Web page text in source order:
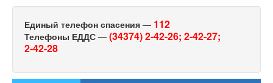
Единый телефон спасения — 112
Телефоны ЕДДС — (34374) 2-42-26; 2-42-27;
2-42-28